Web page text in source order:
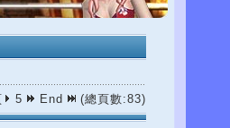
5 End (總頁數:83)